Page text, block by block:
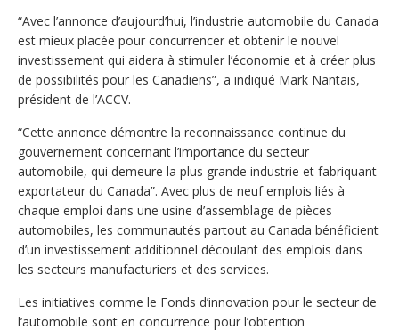
“Avec l’annonce d’aujourd’hui, l’industrie automobile du Canada
est mieux placée pour concurrencer et obtenir le nouvel
investissement qui aidera à stimuler l’économie et à créer plus
de possibilités pour les Canadiens”, a indiqué Mark Nantais,
président de l’ACCV.
“Cette annonce démontre la reconnaissance continue du
gouvernement concernant l’importance du secteur
automobile, qui demeure la plus grande industrie et fabriquant-
exportateur du Canada”. Avec plus de neuf emplois liés à
chaque emploi dans une usine d’assemblage de pièces
automobiles, les communautés partout au Canada bénéficient
d’un investissement additionnel découlant des emplois dans
les secteurs manufacturiers et des services.
Les initiatives comme le Fonds d’innovation pour le secteur de
l’automobile sont en concurrence pour l’obtention